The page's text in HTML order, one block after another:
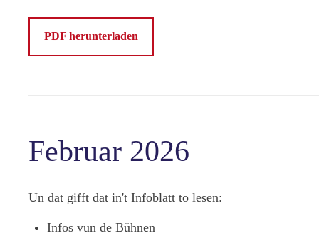
PDF herunterladen
Februar 2026
Un dat gifft dat in't Infoblatt to lesen:
Infos vun de Bühnen